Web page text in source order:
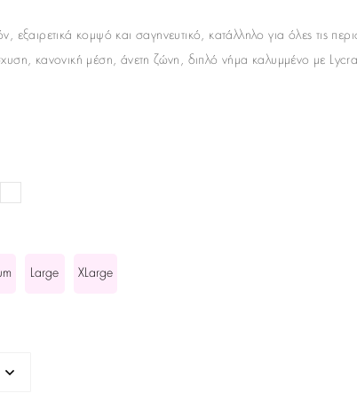
εξαιρετικά κομψό και σαγηνευτικό, κατάλληλο για όλες τις
κανονική μέση, άνετη ζώνη, διπλό νήμα καλυμμένο με Lycra.
Large XLarge